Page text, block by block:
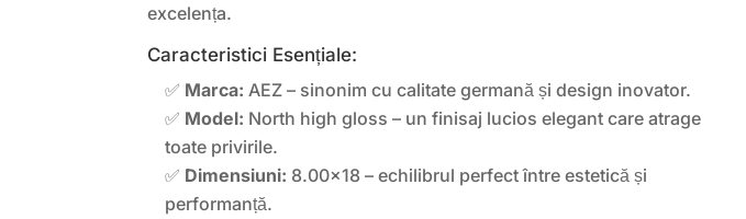
excelența.
Caracteristici Esențiale:
✅ Marca: AEZ – sinonim cu calitate germană și design inovator.
✅ Model: North high gloss – un finisaj lucios elegant care atrage
toate privirile.
✅ Dimensiuni: 8.00×18 – echilibrul perfect între estetică și
performanță.